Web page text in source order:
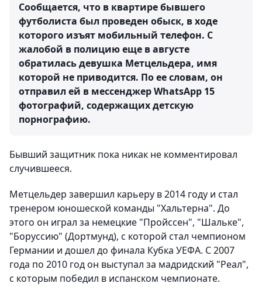
Сообщается, что в квартире бывшего
футболиста был проведен обыск, в ходе
которого изъят мобильный телефон. С
жалобой в полицию еще в августе
обратилась девушка Метцельдера, имя
которой не приводится. По ее словам, он
отправил ей в мессенджер WhatsApp 15
фотографий, содержащих детскую
порнографию.
Бывший защитник пока никак не комментировал
случившееся.
Метцельдер завершил карьеру в 2014 году и стал
тренером юношеской команды "Хальтерна". До
этого он играл за немецкие "Пройссен", "Шальке",
"Боруссию" (Дортмунд), с которой стал чемпионом
Германии и дошел до финала Кубка УЕФА. С 2007
года по 2010 год он выступал за мадридский "Реал",
с которым победил в испанском чемпионате.